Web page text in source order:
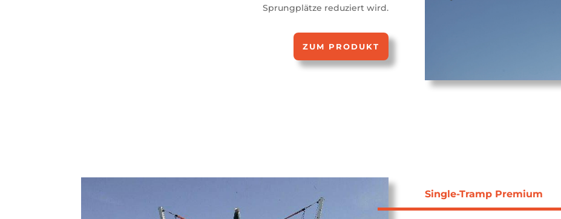
Sprungplätze reduziert wird.
ZUM PRODUKT
Single-Tramp Premium